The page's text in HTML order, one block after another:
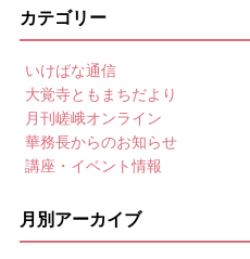
カテゴリー
いけばな通信
大覚寺ともまちだより
月刊嵯峨オンライン
華務長からのお知らせ
講座・イベント情報
月別アーカイブ